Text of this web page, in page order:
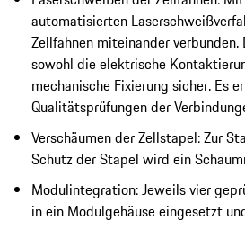
automatisierten
Zellfahnen miteinander
sowohl die elektrische
mechanische Fixierung sicher. Es
Qualitätsprüfungen der
Verschäumen der Zellstapel: Zur
Schutz der Stapel wird ein
Modulintegration: Jeweils vier
in ein Modulgehäuse eingesetzt